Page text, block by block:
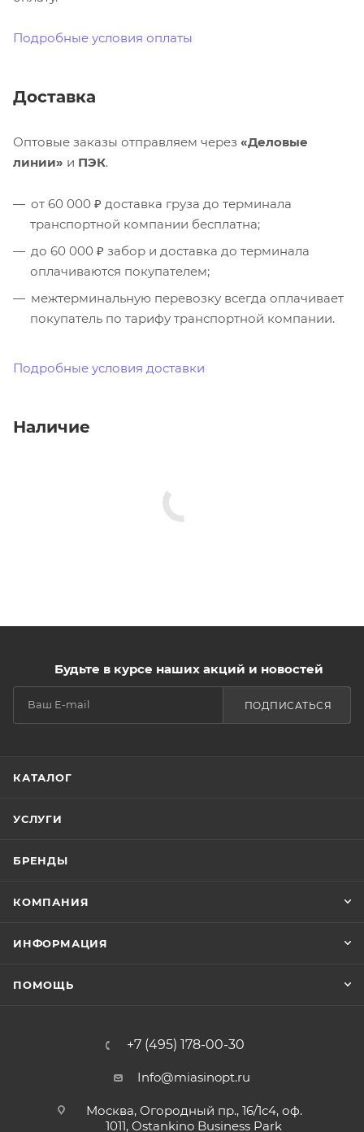
Подробные условия оплаты
Доставка
Оптовые заказы отправляем через «Деловые
линии» и ПЭК.
от 60 000 ₽ доставка груза до терминала
транспортной компании бесплатна;
до 60 000 ₽ забор и доставка до терминала
оплачиваются покупателем;
межтерминальную перевозку всегда оплачивает
покупатель по тарифу транспортной компании.
Подробные условия доставки
Наличие
Будьте в курсе наших акций и новостей
ПОДПИСАТЬСЯ
КАТАЛОГ
УСЛУГИ
БРЕНДЫ
КОМПАНИЯ
ИНФОРМАЦИЯ
ПОМОЩЬ
+7 (495) 178-00-30
Info@miasinopt.ru
Москва, Огородный пр., 16/1с4, оф.
1011, Ostankino Business Park